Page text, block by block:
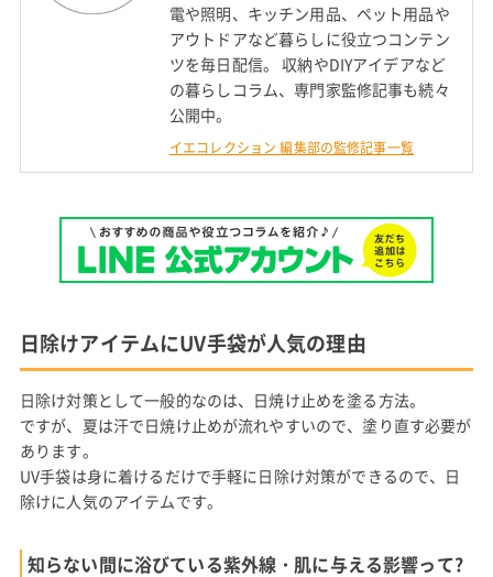
電や照明、キッチン用品、ペット用品や
アウトドアなど暮らしに役立つコンテン
ツを毎日配信。 収納やDIYアイデアなど
の暮らしコラム、専門家監修記事も続々
公開中。
イエコレクション 編集部の監修記事一覧
日除けアイテムにUV手袋が人気の理由
日除け対策として一般的なのは、日焼け止めを塗る方法。
ですが、夏は汗で日焼け止めが流れやすいので、塗り直す必要が
あります。
UV手袋は身に着けるだけで手軽に日除け対策ができるので、日
除けに人気のアイテムです。
知らない間に浴びている紫外線・肌に与える影響って?